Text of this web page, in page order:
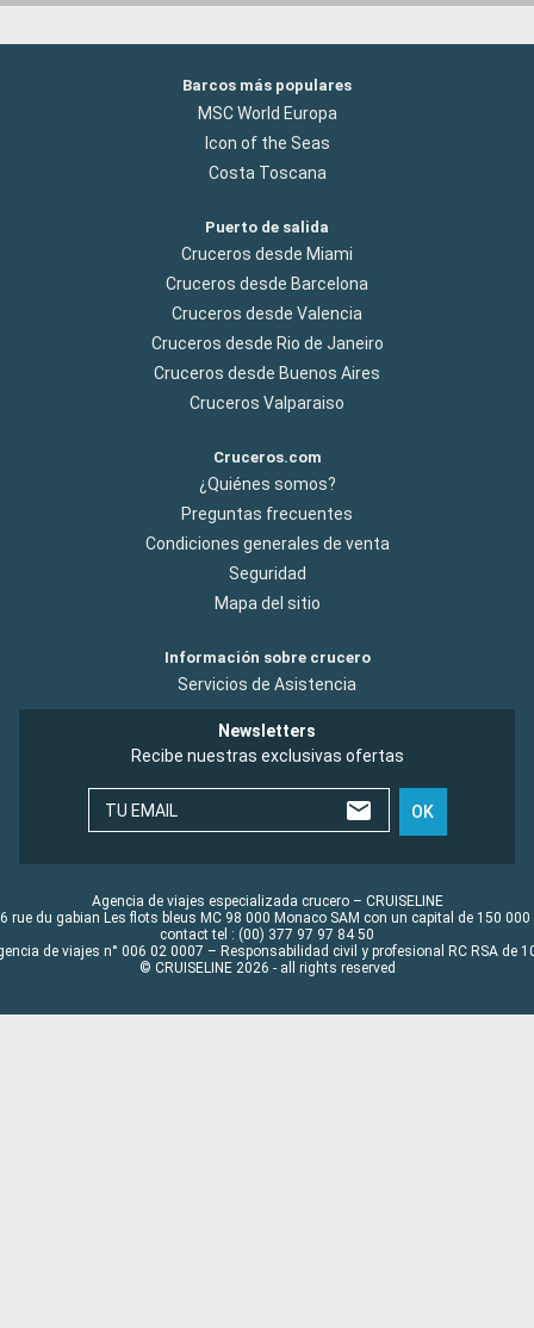
Barcos más populares
MSC World Europa
Icon of the Seas
Costa Toscana
Puerto de salida
Cruceros desde Miami
Cruceros desde Barcelona
Cruceros desde Valencia
Cruceros desde Rio de Janeiro
Cruceros desde Buenos Aires
Cruceros Valparaiso
Cruceros.com
¿Quiénes somos?
Preguntas frecuentes
Condiciones generales de venta
Seguridad
Mapa del sitio
Información sobre crucero
Servicios de Asistencia
Newsletters
Recibe nuestras exclusivas ofertas
TU EMAIL OK
Agencia de viajes especializada crucero – CRUISELINE
rue du gabian Les flots bleus MC 98 000 Monaco SAM con un capital de 150 000
contact tel : (00) 377 97 97 84 50
de viajes n° 006 02 0007 – Responsabilidad civil y profesional RC RSA de
© CRUISELINE 2026 - all rights reserved